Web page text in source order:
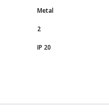
Metal
2
IP 20